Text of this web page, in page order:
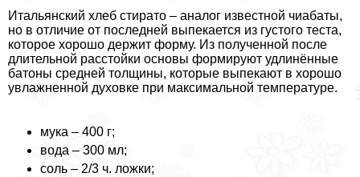
Итальянский хлеб стирато – аналог известной чиабаты,
но в отличие от последней выпекается из густого теста,
которое хорошо держит форму. Из полученной после
длительной расстойки основы формируют удлинённые
батоны средней толщины, которые выпекают в хорошо
увлажненной духовке при максимальной температуре.
мука – 400 г;
вода – 300 мл;
соль – 2/3 ч. ложки;